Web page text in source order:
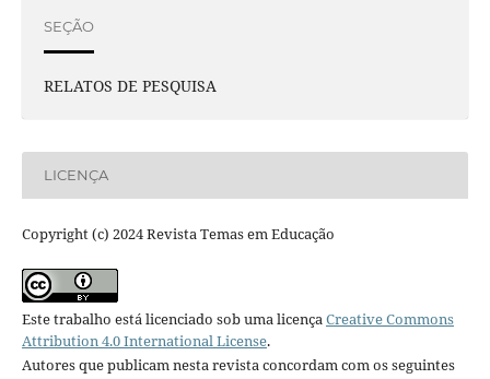
SEÇÃO
RELATOS DE PESQUISA
LICENÇA
Copyright (c) 2024 Revista Temas em Educação
Este trabalho está licenciado sob uma licençaCreative Commons
Attribution 4.0 International License.
Autores que publicam nesta revista concordam com os seguintes